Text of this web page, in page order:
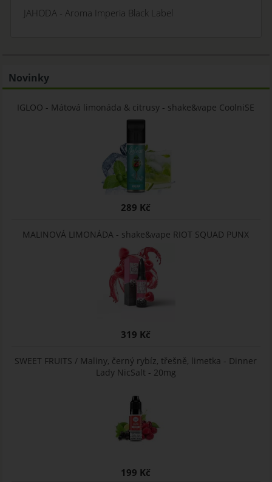
JAHODA - Aroma Imperia Black Label
Novinky
IGLOO - Mátová limonáda & citrusy - shake&vape CoolniSE
289 Kč
MALINOVÁ LIMONÁDA - shake&vape RIOT SQUAD PUNX
319 Kč
SWEET FRUITS / Maliny, černý rybíz, třešně, limetka - Dinner
Lady NicSalt - 20mg
199 Kč